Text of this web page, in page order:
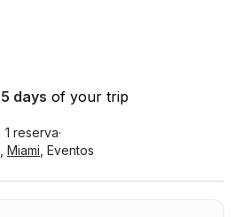
5 days of your trip
1 reserva·
Miami Eventos